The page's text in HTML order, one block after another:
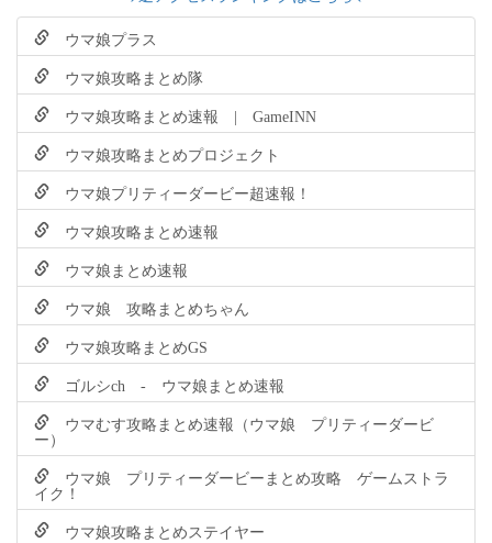
ウマ娘プラス
ウマ娘攻略まとめ隊
ウマ娘攻略まとめ速報 | GameINN
ウマ娘攻略まとめプロジェクト
ウマ娘プリティーダービー超速報！
ウマ娘攻略まとめ速報
ウマ娘まとめ速報
ウマ娘 攻略まとめちゃん
ウマ娘攻略まとめGS
ゴルシch - ウマ娘まとめ速報
ウマむす攻略まとめ速報（ウマ娘 プリティーダービ
ー）
ウマ娘 プリティーダービーまとめ攻略 ゲームストラ
イク！
ウマ娘攻略まとめステイヤー